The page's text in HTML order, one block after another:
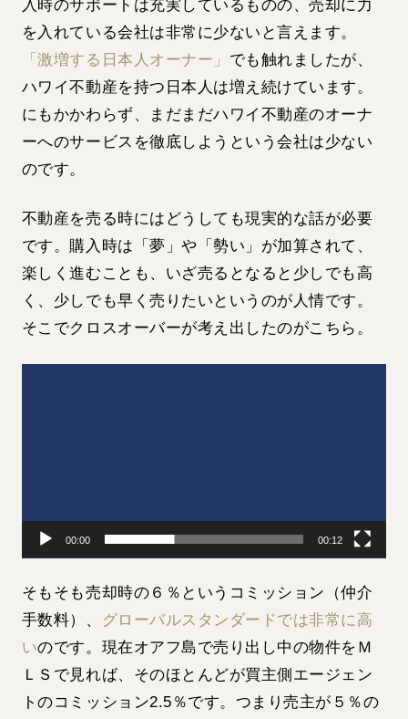
入時のサポートは充実しているものの、売却に力
を入れている会社は非常に少ないと言えます。
「激増する日本人オーナー」 でも触れましたが、
ハワイ不動産を持つ日本人は増え続けています。
にもかかわらず、まだまだハワイ不動産のオーナ
ーへのサービスを徹底しようという会社は少ない
のです。
不動産を売る時にはどうしても現実的な話が必要
です。購入時は「夢」や「勢い」が加算されて、
楽しく進むことも、いざ売るとなると少しでも高
く、少しでも早く売りたいというのが人情です。
そこでクロスオーバーが考え出したのがこちら。
00:00 00:12
そもそも売却時の６％というコミッション（仲介
手数料）、
グローバルスタンダードでは非常に高
いのです。現在オアフ島で売り出し中の物件をＭ
ＬＳで見れば、そのほとんどが買主側エージェン
トのコミッション2.5％です。つまり売主が５％の